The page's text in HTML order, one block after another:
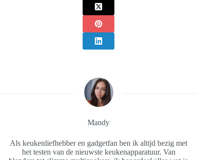
Mandy
Als keukenliefhebber en gadgetfan ben ik altijd bezig met
het testen van de nieuwste keukenapparatuur. Van